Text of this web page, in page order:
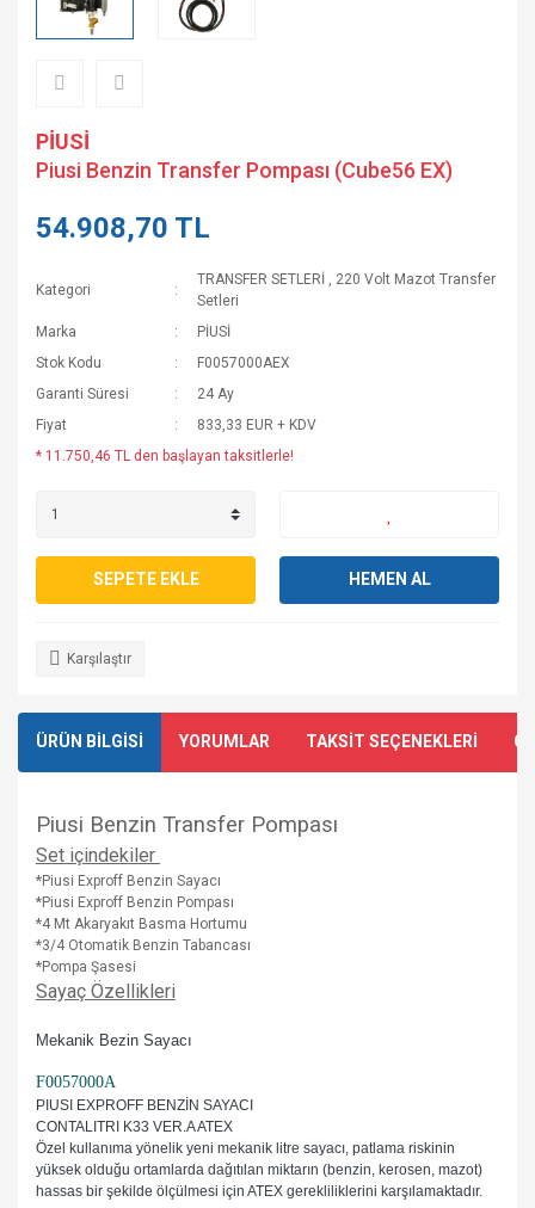
PİUSİ
Piusi Benzin Transfer Pompası (Cube56 EX)
54.908,70 TL
Kategori
TRANSFER SETLERİ , 220 Volt Mazot Transfer
Setleri
Marka
PİUSİ
Stok Kodu
F0057000AEX
Garanti Süresi
24 Ay
Fiyat
833,33 EUR + KDV
* 11.750,46 TL den başlayan taksitlerle!
SEPETE EKLE HEMEN AL
Karşılaştır
ÜRÜN BİLGİSİ YORUMLAR TAKSİT SEÇENEKLERİ
Piusi Benzin Transfer Pompası
Set içindekiler
*Piusi Exproff Benzin Sayacı
*Piusi Exproff Benzin Pompası
*4 Mt Akaryakıt Basma Hortumu
*3/4 Otomatik Benzin Tabancası
*Pompa Şasesi
Sayaç Özellikleri
Mekanik Bezin Sayacı
F0057000A
PIUSI EXPROFF BENZİN SAYACI
CONTALITRI K33 VER.A ATEX
Özel kullanıma yönelik yeni mekanik litre sayacı, patlama riskinin
yüksek olduğu ortamlarda dağıtılan miktarın (benzin, kerosen, mazot)
hassas bir şekilde ölçülmesi için ATEX gerekliliklerini karşılamaktadır.